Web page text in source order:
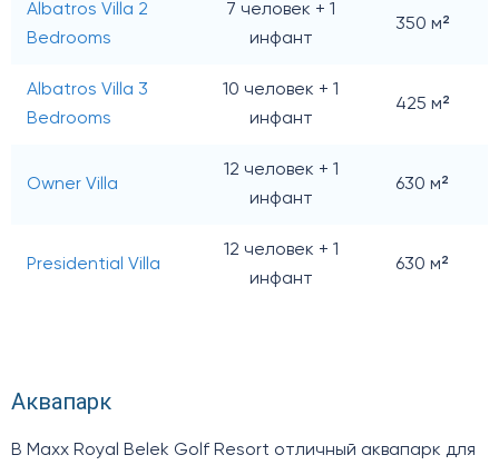
Albatros Villa 2
Bedrooms
7 человек + 1
инфант
350 м²
Albatros Villa 3
Bedrooms
10 человек + 1
инфант
425 м²
Owner Villa
12 человек + 1
инфант
630 м²
Presidential Villa
12 человек + 1
инфант
630 м²
Аквапарк
В Maxx Royal Belek Golf Resort отличный аквапарк для